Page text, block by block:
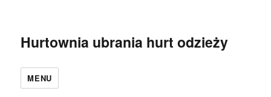
Hurtownia ubrania hurt odzieży
MENU